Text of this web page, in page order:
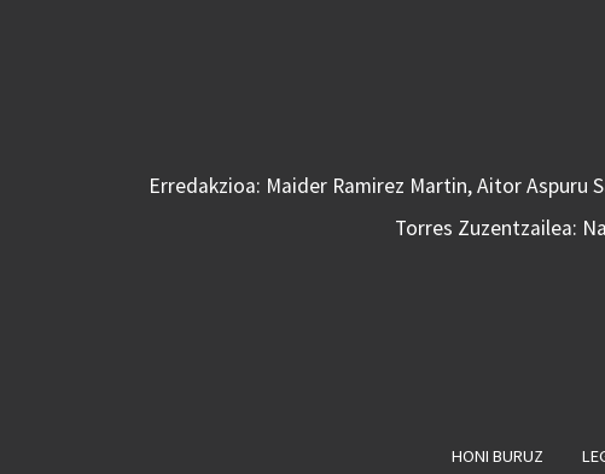
Erredakzioa: Maider Ramirez Martin, Aitor Aspuru
Torres Zuzentzailea:
HONI BURUZ